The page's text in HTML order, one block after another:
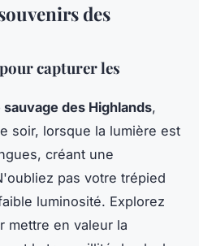
des
capturer les
sauvage des Highlands,
soir, lorsque la lumière est
créant une
pas votre trépied
luminosité. Explorez
mettre en valeur la